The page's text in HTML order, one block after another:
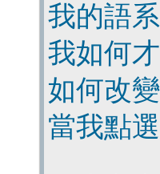
我的語
我如何
如何改
當我點